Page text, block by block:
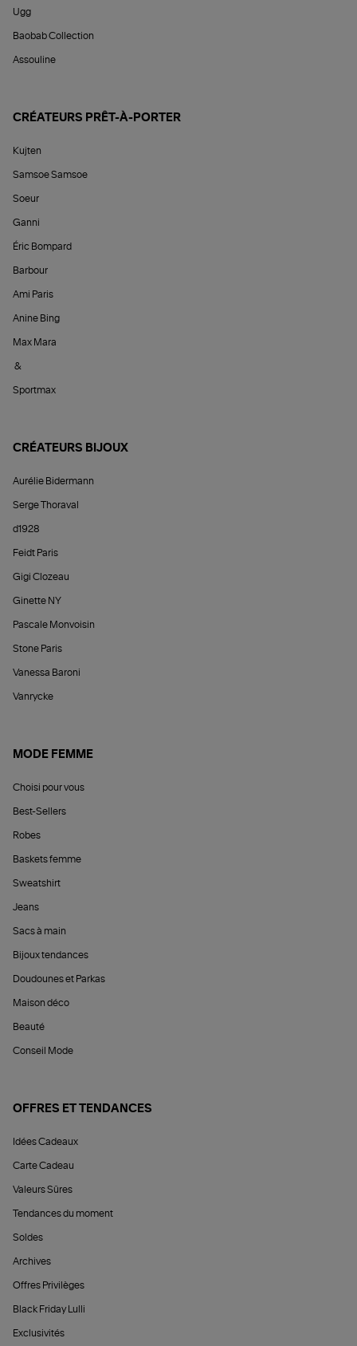
Ugg
Baobab Collection
Assouline
CRÉATEURS PRÊT-À-PORTER
Kujten
Samsoe Samsoe
Soeur
Ganni
Éric Bompard
Barbour
Ami Paris
Anine Bing
Max Mara
&
Sportmax
CRÉATEURS BIJOUX
Aurélie Bidermann
Serge Thoraval
d1928
Feidt Paris
Gigi Clozeau
Ginette NY
Pascale Monvoisin
Stone Paris
Vanessa Baroni
Vanrycke
MODE FEMME
Choisi pour vous
Best-Sellers
Robes
Baskets femme
Sweatshirt
Jeans
Sacs à main
Bijoux tendances
Doudounes et Parkas
Maison déco
Beauté
Conseil Mode
OFFRES ET TENDANCES
Idées Cadeaux
Carte Cadeau
Valeurs Sûres
Tendances du moment
Soldes
Archives
Offres Privilèges
Black Friday Lulli
Exclusivités